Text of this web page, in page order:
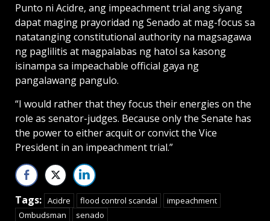
Punto ni Acidre, ang impeachment trial ang siyang
dapat maging prayoridad ng Senado at mag-focus sa
natatanging constitutional authority na magsagawa
ng paglilitis at magpalabas ng hatol sa kasong
isinampa sa impeachable official gaya ng
pangalawang pangulo.
“I would rather that they focus their energies on the
role as senator-judges. Because only the Senate has
the power to either acquit or convict the Vice
President in an impeachment trial.”
Tags: Acidre flood control scandal
impeachment
Ombudsman
senado